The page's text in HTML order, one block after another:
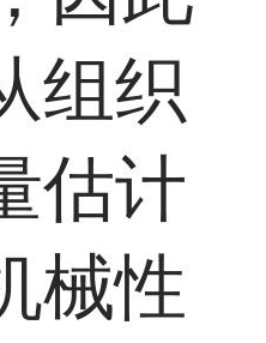
组织
估计
械性